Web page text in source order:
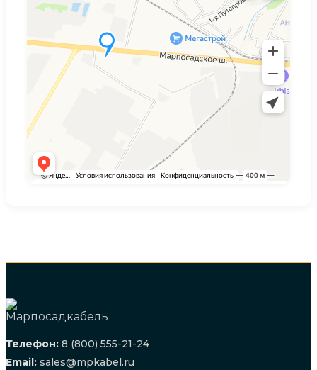
Телефон: 8 (800) 555-21-24
Email: sales@mpkabel.ru